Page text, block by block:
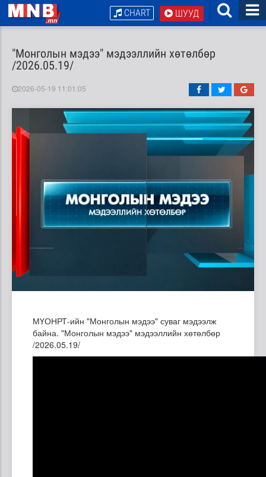
ШУУД
CHART
"Монголын мэдээ" мэдээллийн хөтөлбөр
/2026.05.19/
2026-05-19 11:01:05
МҮОНРТ-ийн "Монголын мэдээ" суваг мэдээлж
байна. "Монголын мэдээ" мэдээллийн хөтөлбөр
/2026.05.19/